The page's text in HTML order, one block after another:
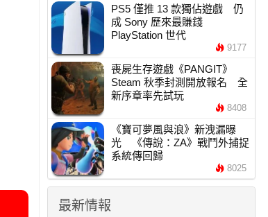
PS5 僅推 13 款獨佔遊戲 仍
成 Sony 歷來最賺錢
PlayStation 世代
9177
喪屍生存遊戲《PANGIT》
Steam 秋季封測開放報名 全
新序章率先試玩
8408
《寶可夢風與浪》新洩漏曝
光 《傳說：ZA》戰鬥外捕捉
系統傳回歸
8025
最新情報